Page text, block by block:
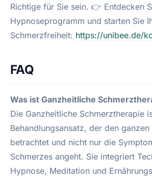
Richtige für Sie sein. 👉 Entdecken
Hypnoseprogramm und starten Sie
Schmerzfreiheit: https://unibee.de/
FAQ
Was ist Ganzheitliche
Die Ganzheitliche Schmerztherapie
Behandlungsansatz, der den ganzen
betrachtet und nicht nur die
Schmerzes angeht. Sie integriert
Hypnose, Meditation und